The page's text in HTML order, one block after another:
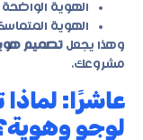
الهوية الواضحة
الهوية
وهذا يجعل تصميم
مشروعك.
عاشرًا:
لوجو